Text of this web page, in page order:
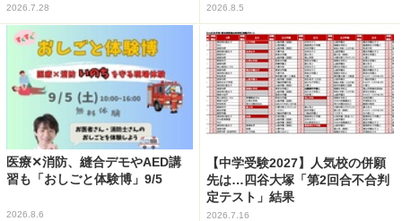
2026.7.28 2026.8.5
医療✕消防、縫合デモやAED講
習も「おしごと体験博」9/5
2026.8.6
【中学受験2027】人気校の併願
先は…四谷大塚「第2回合不合判
定テスト」結果
2026.7.16